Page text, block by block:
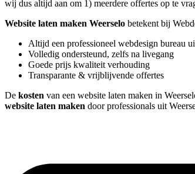
wij dus altijd aan om 1) meerdere offertes op te
Website laten maken Weerselo betekent bij
Altijd een professioneel webdesign bureau
Volledig ondersteund, zelfs na livegang
Goede prijs kwaliteit verhouding
Transparante & vrijblijvende offertes
De kosten van een website laten maken in
website laten maken door professionals uit